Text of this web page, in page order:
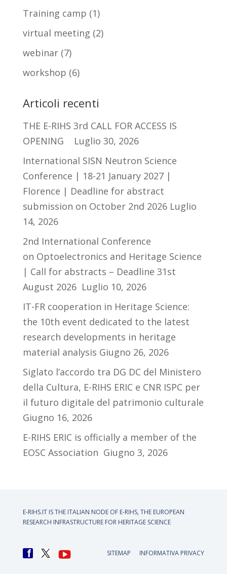
Training camp (1)
virtual meeting (2)
webinar(7)
workshop (6)
Articoli recenti
THE E-RIHS 3rd CALL FOR ACCESS IS
OPENING
Luglio 30, 2026
International SISN Neutron Science
Conference | 18-21 January 2027 |
Florence | Deadline for abstract
submission on October 2nd 2026 Luglio
14, 2026
2nd International Conference
on Optoelectronics and Heritage Science
| Call for abstracts – Deadline 31st
August 2026 Luglio 10, 2026
IT-FR cooperation in Heritage Science:
the 10th event dedicated to the latest
research developments in heritage
material analysis Giugno 26, 2026
Siglato l’accordo tra DG DC del Ministero
della Cultura, E-RIHS ERIC e CNR ISPC per
il futuro digitale del patrimonio culturale
Giugno 16, 2026
E-RIHS ERIC is officially a member of the
EOSC Association Giugno 3, 2026
E-RIHS.IT IS THE ITALIAN NODE OF E-RIHS, THE EUROPEAN
RESEARCH INFRASTRUCTURE FOR HERITAGE SCIENCE
SITEMAP INFORMATIVA PRIVACY